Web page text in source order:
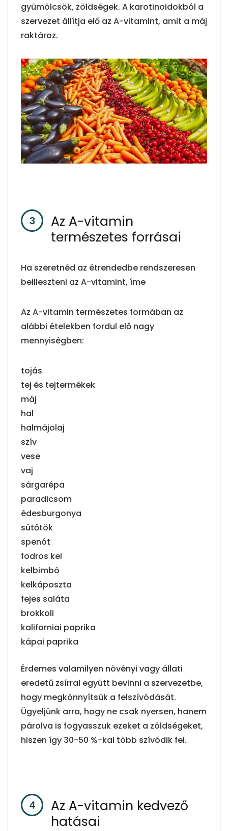
gyümölcsök, zöldségek. A karotinoidokból a
szervezet állítja elő az A-vitamint, amit a máj
raktároz.
Az A-vitamin
természetes forrásai
Ha szeretnéd az étrendedbe rendszeresen
beilleszteni az A-vitamint, íme
Az A-vitamin természetes formában az
alábbi ételekben fordul elő nagy
mennyiségben:
tojás
tej és tejtermékek
máj
hal
halmájolaj
szív
vese
vaj
sárgarépa
paradicsom
édesburgonya
sütőtök
spenót
fodros kel
kelbimbó
kelkáposzta
fejes saláta
brokkoli
kaliforniai paprika
kápai paprika
Érdemes valamilyen növényi vagy állati
eredetű zsírral együtt bevinni a szervezetbe,
hogy megkönnyítsük a felszívódását.
Ügyeljünk arra, hogy ne csak nyersen, hanem
párolva is fogyasszuk ezeket a zöldségeket,
hiszen így 30-50 %-kal több szívódik fel.
Az A-vitamin kedvező
hatásai